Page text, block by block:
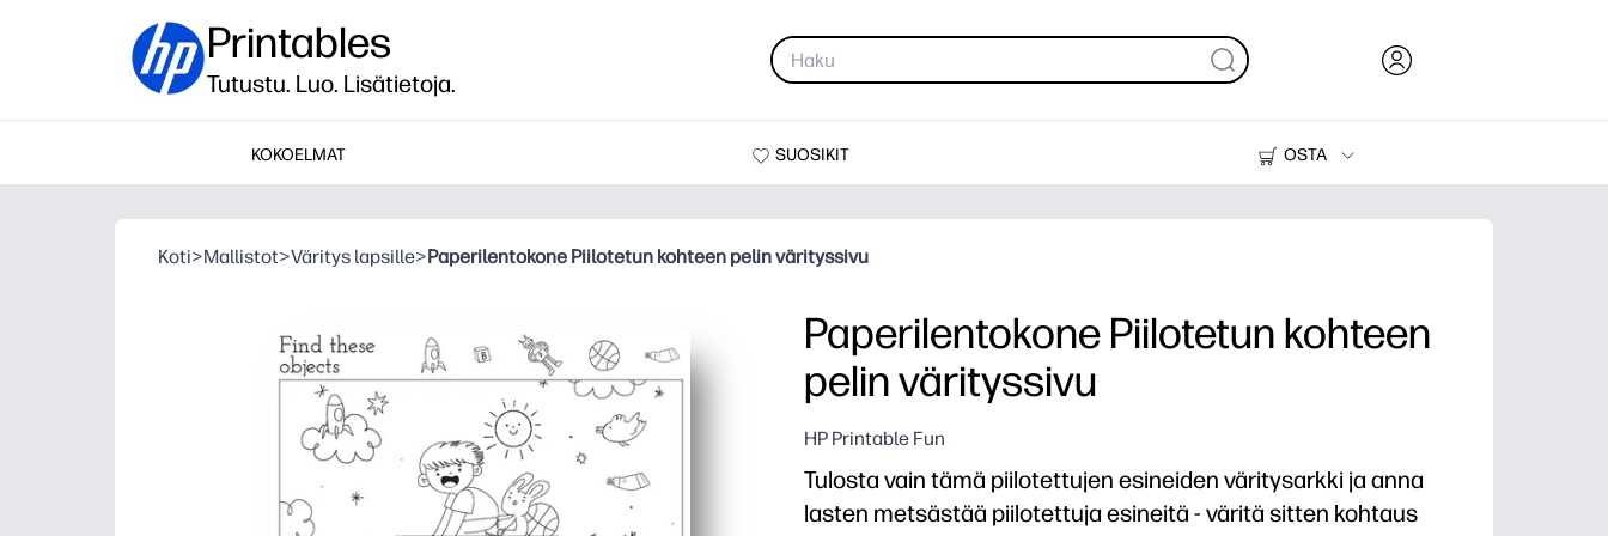
Printables
Tutustu. Luo. Lisätietoja.
KOKOELMAT SUOSIKIT
OSTA
Tulostimet
Koti>Mallistot>Väritys lapsille>Paperilentokone Piilotetun kohteen pelin värityssivu
Paperilentokone Piilotetun kohteen
pelin värityssivu
HP Printable Fun
Tulosta vain tämä piilotettujen esineiden väritysarkki ja anna
lasten metsästää piilotettuja esineitä - väritä sitten kohtaus